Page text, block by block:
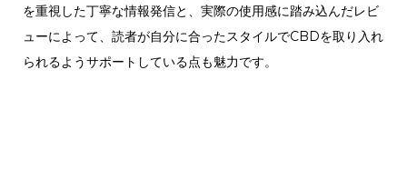
を重視した丁寧な情報発信と、実際の使用感に踏み込んだレビ
ューによって、読者が自分に合ったスタイルでCBDを取り入れ
られるようサポートしている点も魅力です。